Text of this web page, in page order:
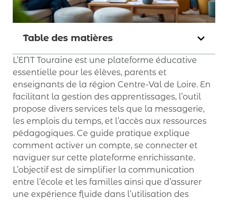
Table des matières
L’ENT Touraine est une plateforme éducative
essentielle pour les élèves, parents et
enseignants de la région Centre-Val de Loire. En
facilitant la gestion des apprentissages, l’outil
propose divers services tels que la messagerie,
les emplois du temps, et l’accès aux ressources
pédagogiques. Ce guide pratique explique
comment activer un compte, se connecter et
naviguer sur cette plateforme enrichissante.
L’objectif est de simplifier la communication
entre l’école et les familles ainsi que d’assurer
une expérience fluide dans l’utilisation des